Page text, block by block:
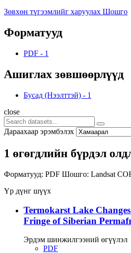
Зөвхөн түгээмлийг харуулах Шошго
Форматууд
PDF - 1
Ашиглах зөвшөөрлүүд
Бусад (Нээлттэй) - 1
close
Дараахаар эрэмбэлэх
1 өгөгдлийн бүрдэл
Форматууд: PDF Шошго: Landsat
Үр дүнг шүүх
Termokarst Lake
Fringe of Siberian
Эрдэм шинжилгээний өгүүлэл
PDF